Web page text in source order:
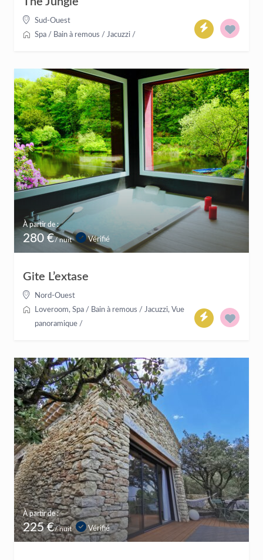
Sud-Ouest
Spa / Bain à remous / Jacuzzi /
À partir de :
280 €/ nuit Vérifié
Gite L’extase
Nord-Ouest
Loveroom, Spa / Bain à remous / Jacuzzi, Vue
panoramique /
À partir de :
225 €/ nuit Vérifié